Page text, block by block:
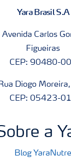
Yara Brasil S.A
Avenida Carlos
Figueiras
CEP: 90480-
Diogo
CEP: 05423-
a
Blog YaraNutre